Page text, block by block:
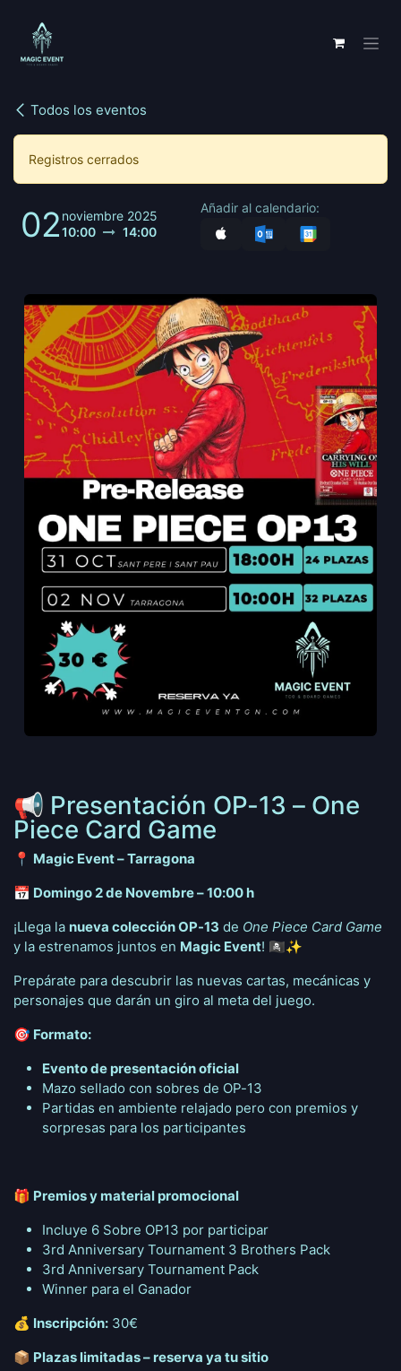
Todos los eventos
Registros cerrados
02 noviembre 2025
10:00
14:00
Añadir al calendario:
📢 Presentación OP-13 – One
Piece Card Game
📍 Magic Event – Tarragona
📅 Domingo 2 de Novembre – 10:00 h
¡Llega la nueva colección OP-13 de One Piece Card Game
y la estrenamos juntos en Magic Event! 🏴‍☠️✨
Prepárate para descubrir las nuevas cartas, mecánicas y
personajes que darán un giro al meta del juego.
🎯 Formato:
Evento de presentación oficial
Mazo sellado con sobres de OP-13
Partidas en ambiente relajado pero con premios y
sorpresas para los participantes
🎁 Premios y material promocional
Incluye 6 Sobre OP13 por participar
3rd Anniversary Tournament 3 Brothers Pack
3rd Anniversary Tournament Pack
Winner para el Ganador
💰 Inscripción: 30€
📦 Plazas limitadas – reserva ya tu sitio